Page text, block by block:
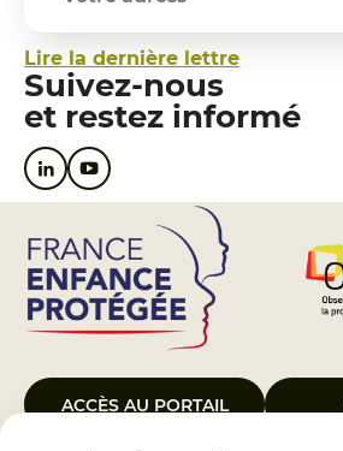
Lire la dernière lettre
Suivez-nous
et restez informé
ACCÈS AU PORTAIL